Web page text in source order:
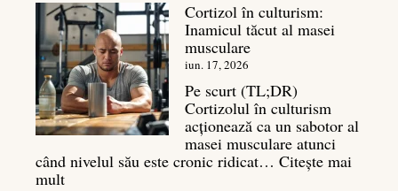
Top
7
mișcări
pentru
un
spate
masiv
Cortizol în culturism:
Inamicul tăcut al masei
musculare
iun. 17, 2026
Pe scurt (TL;DR)
Cortizolul în culturism
acționează ca un sabotor al
masei musculare atunci
când nivelul său este cronic ridicat… Citește mai
mult: